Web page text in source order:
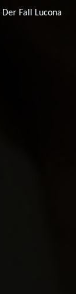
Der Fall Lucona